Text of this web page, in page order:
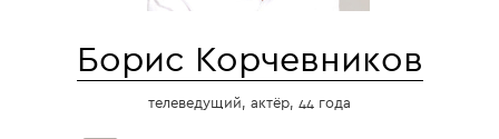
Борис Корчевников
телеведущий, актёр, 44 года